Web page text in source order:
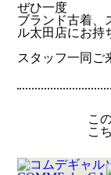
ぜひ一度
ブランド古着、
ル太田店にお持
スタッフ一同
こ
こ